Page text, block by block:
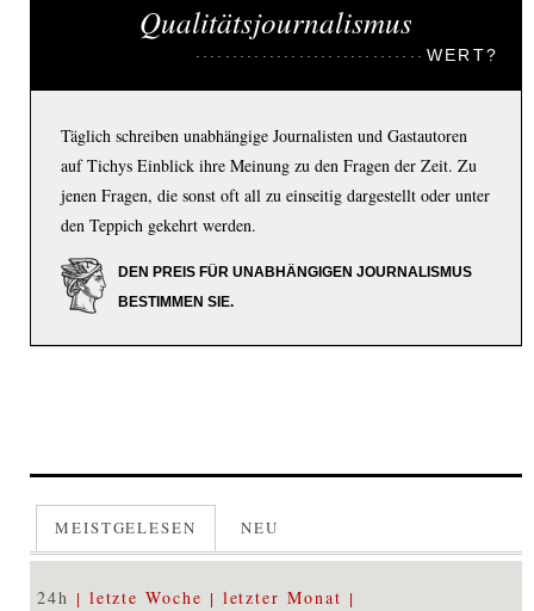
Qualitätsjournalismus
WERT?
Täglich schreiben unabhängige Journalisten und Gastautoren
auf Tichys Einblick ihre Meinung zu den Fragen der Zeit. Zu
jenen Fragen, die sonst oft all zu einseitig dargestellt oder unter
den Teppich gekehrt werden.
DEN PREIS FÜR UNABHÄNGIGEN JOURNALISMUS
BESTIMMEN SIE.
MEISTGELESEN NEU
24h letzte Woche letzter Monat